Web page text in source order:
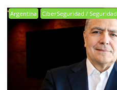
Argentina CiberSeguridad / Seguridad